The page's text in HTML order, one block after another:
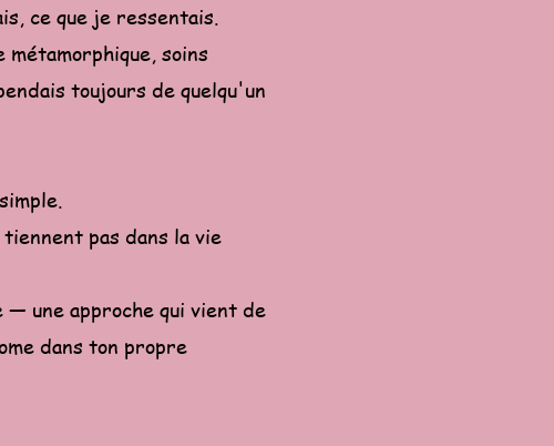
ce que je ressentais.
soins
toujours de quelqu'un
pas dans la vie
une approche qui vient de
dans ton propre